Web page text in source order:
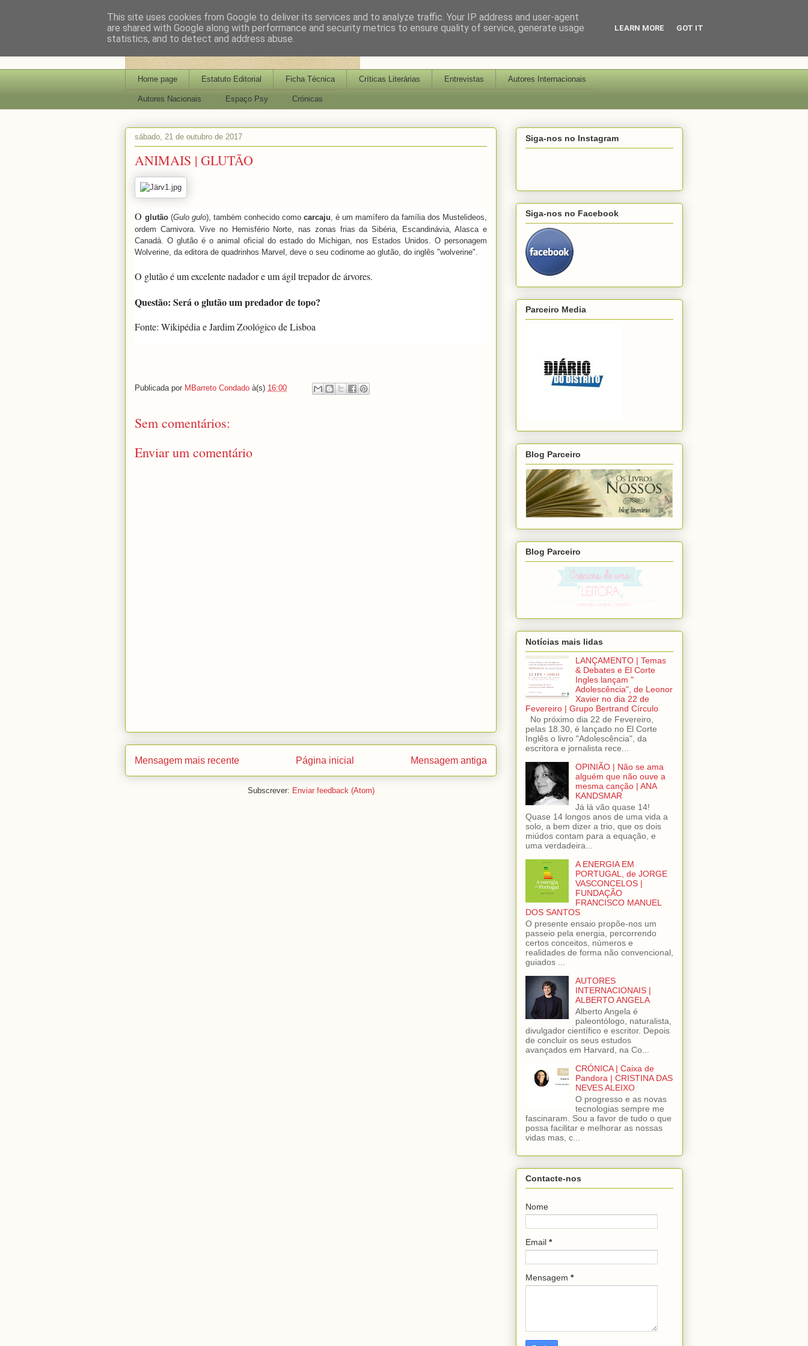
Home page Estatuto Editorial Ficha Técnica Críticas Literárias Entrevistas Autores Internacionais
Autores Nacionais Espaço Psy Crónicas
sábado, 21 de outubro de 2017
ANIMAIS | GLUTÃO
O glutão (Gulo gulo), também conhecido como carcaju, é um mamífero da família dos Mustelideos,
ordem Carnivora. Vive no Hemisfério Norte, nas zonas frias da Sibéria, Escandinávia, Alasca e
Canadá. O glutão é o animal oficial do estado do Michigan, nos Estados Unidos. O personagem
Wolverine, da editora de quadrinhos Marvel, deve o seu codinome ao glutão, do inglês "wolverine".
O glutão é um excelente nadador e um ágil trepador de árvores.
Questão: Será o glutão um predador de topo?
Fonte: Wikipédia e Jardim Zoológico de Lisboa
Publicada por MBarreto Condado à(s) 16:00
Sem comentários:
Enviar um comentário
Mensagem mais recente Mensagem antiga
Página inicial
Subscrever: Enviar feedback (Atom)
Siga-nos no Instagram
Siga-nos no Facebook
Parceiro Media
Blog Parceiro
Blog Parceiro
Notícias mais lidas
LANÇAMENTO | Temas
& Debates e El Corte
Ingles lançam "
Adolescência", de Leonor
Xavier no dia 22 de
Fevereiro | Grupo Bertrand Círculo
No próximo dia 22 de Fevereiro,
pelas 18.30, é lançado no El Corte
Inglês o livro "Adolescência", da
escritora e jornalista rece...
OPINIÃO | Não se ama
alguém que não ouve a
mesma canção | ANA
KANDSMAR
Já lá vão quase 14!
Quase 14 longos anos de uma vida a
solo, a bem dizer a trio, que os dois
miúdos contam para a equação, e
uma verdadeira...
A ENERGIA EM
PORTUGAL, de JORGE
VASCONCELOS |
FUNDAÇÃO
FRANCISCO MANUEL
DOS SANTOS
O presente ensaio propõe-nos um
passeio pela energia, percorrendo
certos conceitos, números e
realidades de forma não convencional,
guiados ...
AUTORES
INTERNACIONAIS |
ALBERTO ANGELA
Alberto Angela é
paleontólogo, naturalista,
divulgador científico e escritor. Depois
de concluir os seus estudos
avançados em Harvard, na Co...
CRÓNICA | Caixa de
Pandora | CRISTINA DAS
NEVES ALEIXO
O progresso e as novas
tecnologias sempre me
fascinaram. Sou a favor de tudo o que
possa facilitar e melhorar as nossas
vidas mas, c...
Contacte-nos
Nome
Email *
Mensagem *
This site uses cookies from Google to deliver its services and to analyze traffic. Your IP address and user-agent
are shared with Google along with performance and security metrics to ensure quality of service, generate usage
statistics, and to detect and address abuse.
LEARN MORE GOT IT